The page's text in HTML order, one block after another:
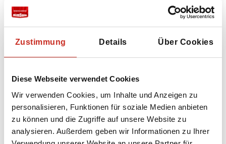
Zustimmung Details Über Cookies
Diese Webseite verwendet Cookies
Wir verwenden Cookies, um Inhalte und Anzeigen zu
personalisieren, Funktionen für soziale Medien anbieten
zu können und die Zugriffe auf unsere Website zu
analysieren. Außerdem geben wir Informationen zu Ihrer